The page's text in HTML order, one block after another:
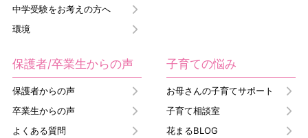
中学受験をお考えの方へ
環境
保護者/卒業生からの声
保護者からの声
卒業生からの声
よくある質問
子育ての悩み
お母さんの子育てサポート
子育て相談室
花まるBLOG